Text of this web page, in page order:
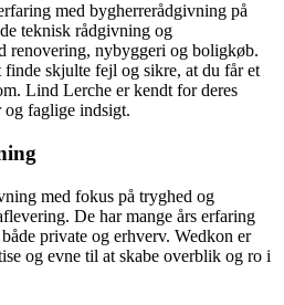
med bygherrerådgivning på
teknisk rådgivning og
renovering, nybyggeri og boligkøb.
skjulte fejl og sikre, at du får et
Lind Lerche er kendt for deres
og faglige indsigt.
med fokus på tryghed og
De har mange års erfaring
private og erhverv. Wedkon er
og evne til at skabe overblik og ro i